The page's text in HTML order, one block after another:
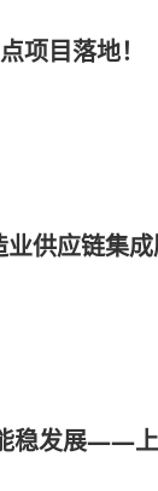
项目落地！
供应链集
稳发展——